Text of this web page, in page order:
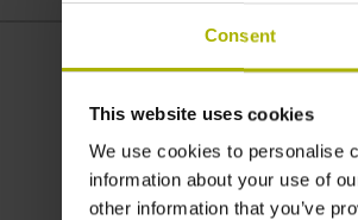
Consent
This website uses cookies
We use cookies to personalise
information about your use of
other information that you’ve